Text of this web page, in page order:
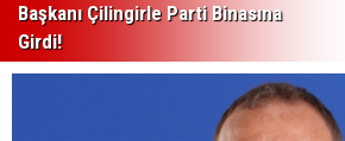
Başkanı Çilingirle Parti Binasına
Girdi!